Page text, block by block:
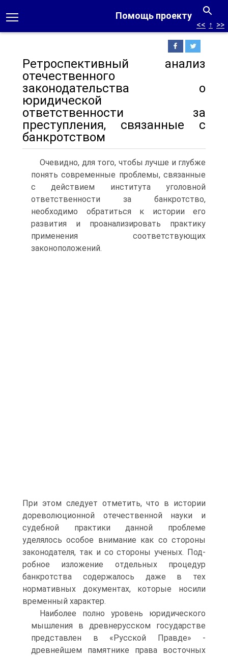
Помощь проекту
<< ↑ >>
Ретроспективный анализ
отечественного
законодательства о
юридической
ответственности за
преступления, связанные с
бан­кротством
Очевидно, для того, чтобы лучше и глубже
понять современные проблемы, связанные
с действием института уголовной
ответственности за банкротство,
необходимо обратиться к истории его
развития и про­анализировать практику
применения соответствующих
законоположе­ний.
При этом следует отметить, что в истории
дореволюционной отече­ственной науки и
судебной практики данной проблеме
уделялось особое внимание как со стороны
законодателя, так и со стороны ученых. Под­
робное изложение отдельных процедур
банкротства содержалось даже в тех
нормативных документах, которые носили
временный характер.
Наиболее полно уровень юридического
мышления в древнерус­ском государстве
представлен в «Русской Правде» -
древнейшем памят­нике права восточных